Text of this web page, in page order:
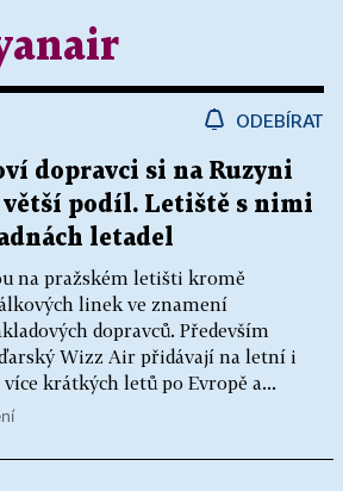
ODEBÍRAT
dopravci si na Ruzyni
podíl. Letiště s nimi
letadel
na pražském letišti kromě
linek ve znamení
dopravců. Především
Wizz Air přidávají na letní i
krátkých letů po Evropě a...